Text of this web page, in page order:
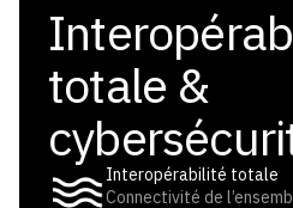
totale &
Interopérabilité totale
Connectivité de